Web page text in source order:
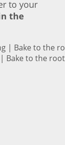
to your
the
Bake to the